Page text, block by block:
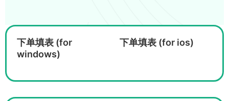
下单填表 (for
windows)
下单填表 (for ios)